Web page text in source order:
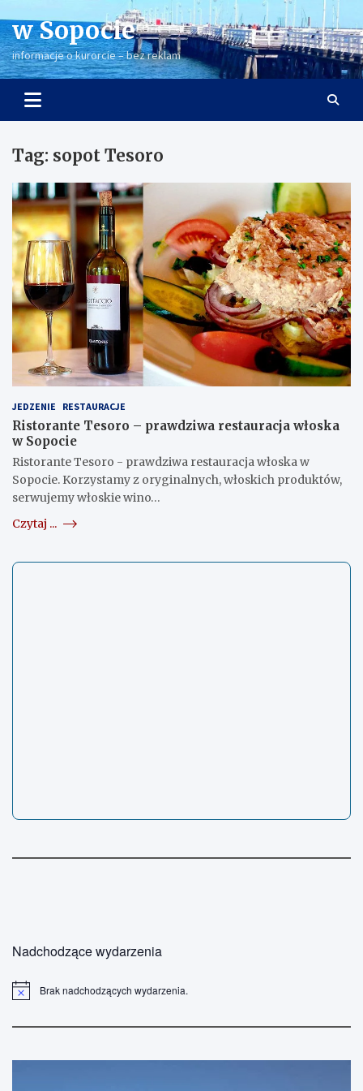
to
content
w Sopocie
informacje o kurorcie – bez reklam
Tag: sopot Tesoro
JEDZENIE RESTAURACJE
Ristorante Tesoro – prawdziwa restauracja włoska
w Sopocie
Ristorante Tesoro - prawdziwa restauracja włoska w
Sopocie. Korzystamy z oryginalnych, włoskich produktów,
serwujemy włoskie wino…
Czytaj ...
Nadchodzące wydarzenia
d
Brak nadchodzących wydarzenia.